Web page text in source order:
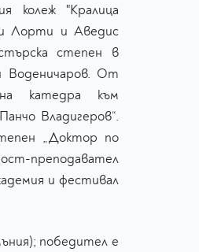
колеж "Кралица
Лорти и Аведис
степен в
Воденичаров. От
катедра към
Владигеров“.
„Доктор по
преподавател
и фестивал
победител е